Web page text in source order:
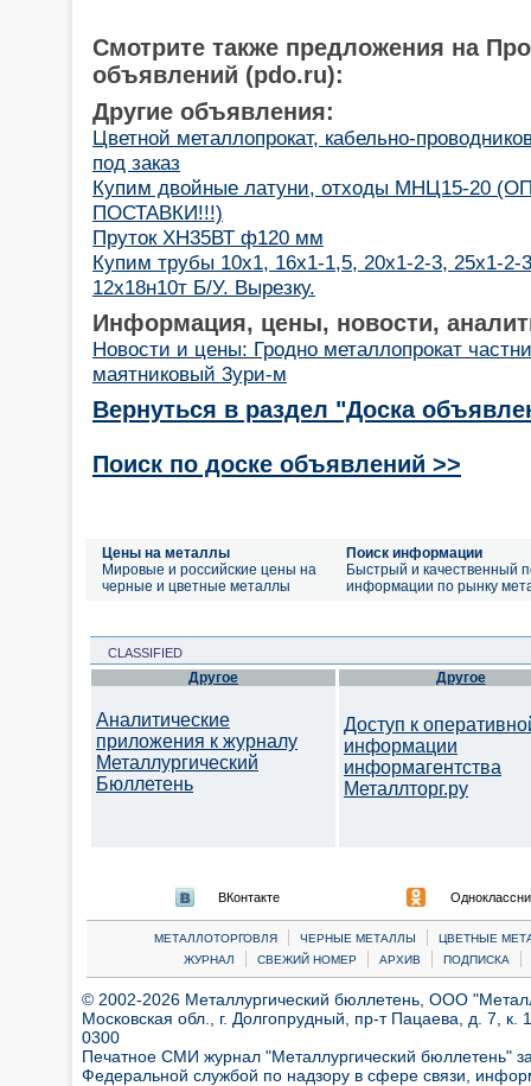
Смотрите также предложения на
объявлений (pdo.ru):
Другие объявления:
Цветной металлопрокат, кабельно-
под заказ
Купим двойные латуни, отходы МНЦ15-20
ПОСТАВКИ!!!)
Пруток ХН35ВТ ф120 мм
Купим трубы 10х1, 16х1-1,5, 20х1-2-3, 25х1-
12х18н10т Б/У. Вырезку.
Информация, цены, новости,
Новости и цены: Гродно металлопрокат
маятниковый 3ури-м
Вернуться в раздел "Доска
Поиск по доске объявлений >>
Цены на металлы
Мировые и российские цены на
черные и цветные металлы
Поиск информации
Быстрый и качественный
информации по рынку
CLASSIFIED
Другое
Аналитические
приложения к журналу
Металлургический
Бюллетень
Другое
Доступ к
информации
информагентства
Металлторг.ру
ВКонтакте
МЕТАЛЛОТОРГОВЛЯ | ЧЕРНЫЕ МЕТАЛЛЫ |
ЦВЕТНЫЕ
ЖУРНАЛ
| СВЕЖИЙ НОМЕР | АРХИВ | ПОДПИСКА |
© 2002-2026 Металлургический бюллетень, ООО
Московская обл., г. Долгопрудный, пр-т Пацаева, д. 7,
0300
Печатное СМИ журнал "Металлургический бюллетень"
Федеральной службой по надзору в сфере связи,